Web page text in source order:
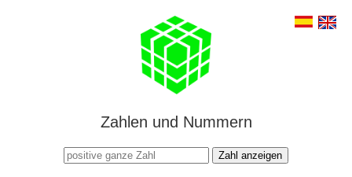
Zahlen und Nummern
Zahl anzeigen